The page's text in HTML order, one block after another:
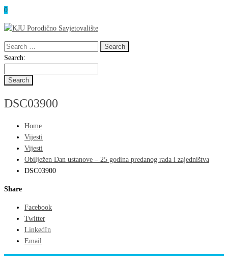
0
Search
for:
Search
Search:
DSC03900
Home
Vijesti
Vijesti
Obilježen Dan ustanove – 25 godina predanog rada i zajedništva
DSC03900
Share
Facebook
Twitter
LinkedIn
Email